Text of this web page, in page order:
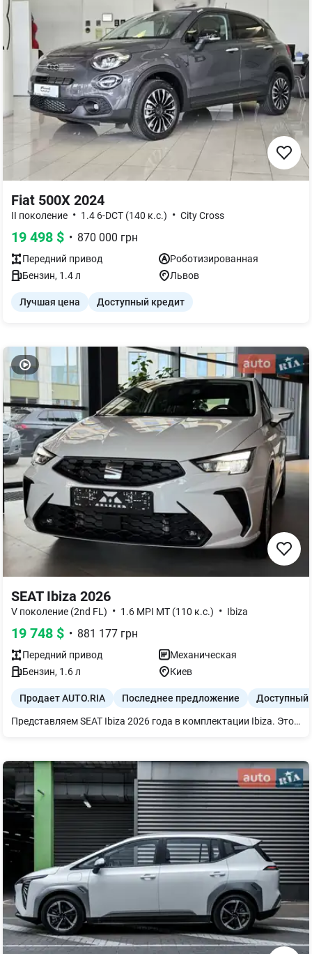
Fiat 500X 2024
II поколение • 1.4 6-DCT (140 к.с.) • City Cross
19 498 $ • 870 000 грн
Передний привод
Роботизированная
Бензин, 1.4л Львов
Лучшая цена Доступный кредит
SEAT Ibiza 2026
V поколение (2nd FL) • 1.6 MPI MT (110 к.с.) • Ibiza
19 748 $ • 881 177 грн
Передний привод
Механическая
Бензин, 1.6л Киев
Продает AUTO.RIA Последнее предложение Доступный
Представляем SEAT Ibiza 2026 года в комплектации Ibiza. Этот практичный хетчбэк оснащен динамичным бензиновым двигателем 1.6 MPI мощностью 110 л.с. и механической коробкой передач, что обеспечивает удобное управление.